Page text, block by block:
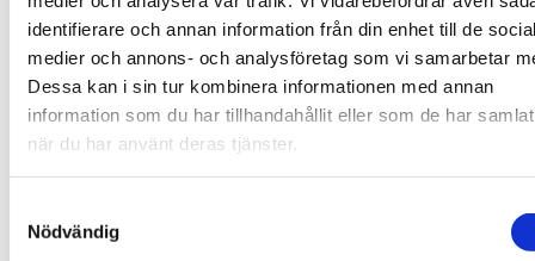
identifierare och annan information från din enhet till de
medier och annons- och analysföretag som vi samarbetar
Dessa kan i sin tur kombinera informationen med annan
information som du har tillhandahållit eller som de har
när du har använt deras tjänster.
Nödvändig
Installation av bänkdiskmaskin
Från:1807